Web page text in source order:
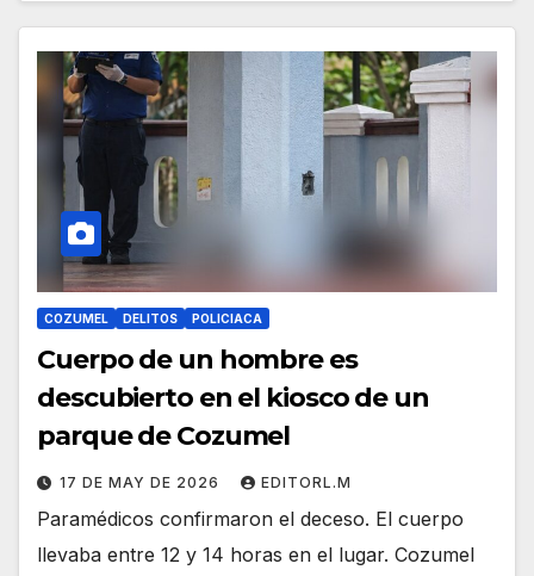
COZUMEL DELITOS POLICIACA
Cuerpo de un hombre es
descubierto en el kiosco de un
parque de Cozumel
17 DE MAY DE 2026 EDITORL.M
Paramédicos confirmaron el deceso. El cuerpo
llevaba entre 12 y 14 horas en el lugar. Cozumel